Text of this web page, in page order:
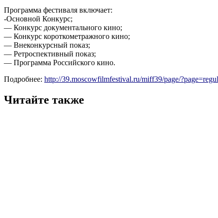
Программа фестиваля включает:
-Основной Конкурс;
— Конкурс документального кино;
— Конкурс короткометражного кино;
— Внеконкурсный показ;
— Ретроспективный показ;
— Программа Российского кино.
Подробнее: http://39.moscowfilmfestival.ru/miff39/page/
Читайте также